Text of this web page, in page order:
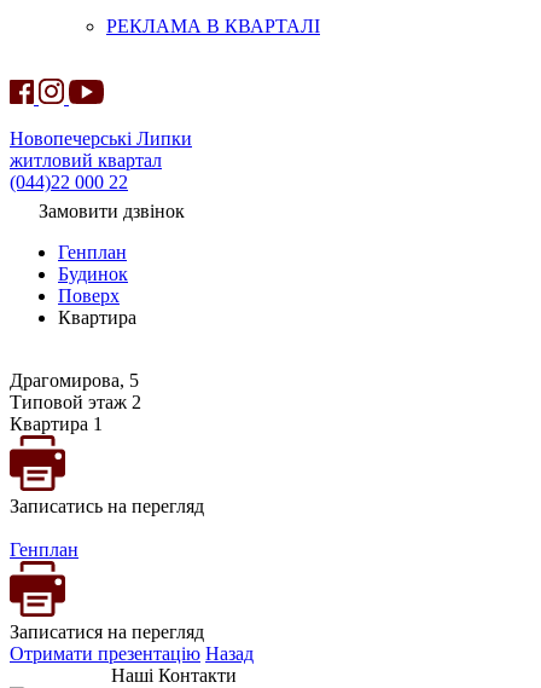
РЕКЛАМА В КВАРТАЛІ
Новопечерські Липки
житловий квартал
(044)22 000 22
Замовити дзвінок
Генплан
Будинок
Поверх
Квартира
Драгомирова, 5
Типовой этаж 2
Квартира 1
Записатись на перегляд
Генплан
Записатися на перегляд
Отримати презентацію Назад
Наші Контакти